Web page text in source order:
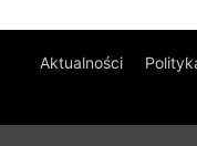
Aktualności